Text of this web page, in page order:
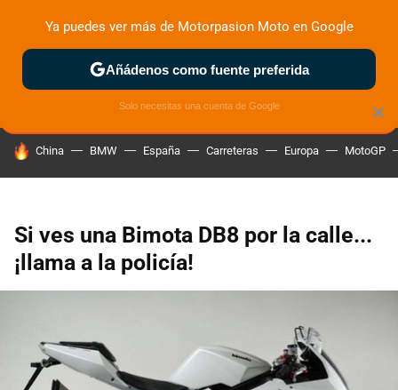
ZONA DE PRUEBAS DEPORTIVAS MOTOS ELÉCTRICAS
HOY SE HABLA DE
China BMW España Carreteras Europa MotoGP
Si ves una Bimota DB8 por la calle...
¡llama a la policía!
×
Ya puedes ver más de Motorpasion Moto en Google
Añádenos como fuente preferida
Solo necesitas una cuenta de Google